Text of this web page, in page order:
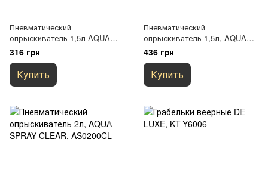
Пневматический
опрыскиватель 1,5л AQUA
SPRAY, AS0150
316 грн
Купить
Пневматический
опрыскиватель 1,5л, AQUA
SPRAY CLEAR, AS0150CL
436 грн
Купить